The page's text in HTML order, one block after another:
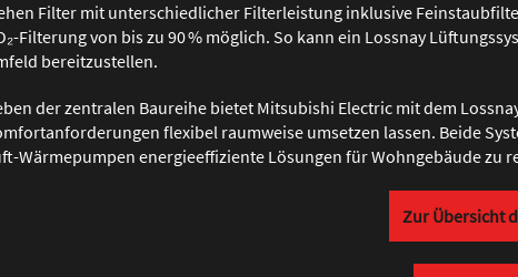
Filter mit unterschiedlicher Filterleistung inklusive
Filterung von bis zu 90 % möglich. So kann ein Lossnay
bereitzustellen.
der zentralen Baureihe bietet Mitsubishi Electric mit dem
flexibel raumweise umsetzen lassen. Beide
Wärmepumpen energieeffiziente Lösungen für Wohngebäude zu
Zur Übersicht